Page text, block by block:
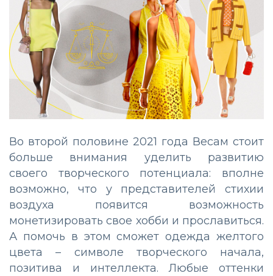
Во второй половине 2021 года Весам стоит
больше внимания уделить развитию
своего творческого потенциала: вполне
возможно, что у представителей стихии
воздуха появится возможность
монетизировать свое хобби и прославиться.
А помочь в этом сможет одежда желтого
цвета – символе творческого начала,
позитива и интеллекта. Любые оттенки